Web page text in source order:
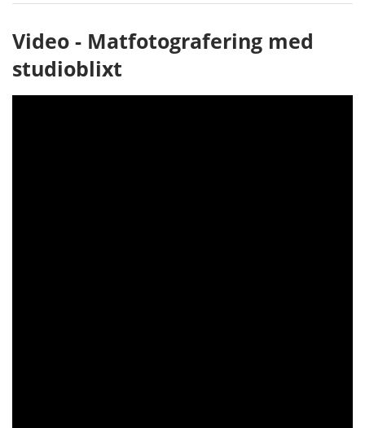
Video - Matfotografering med
studioblixt